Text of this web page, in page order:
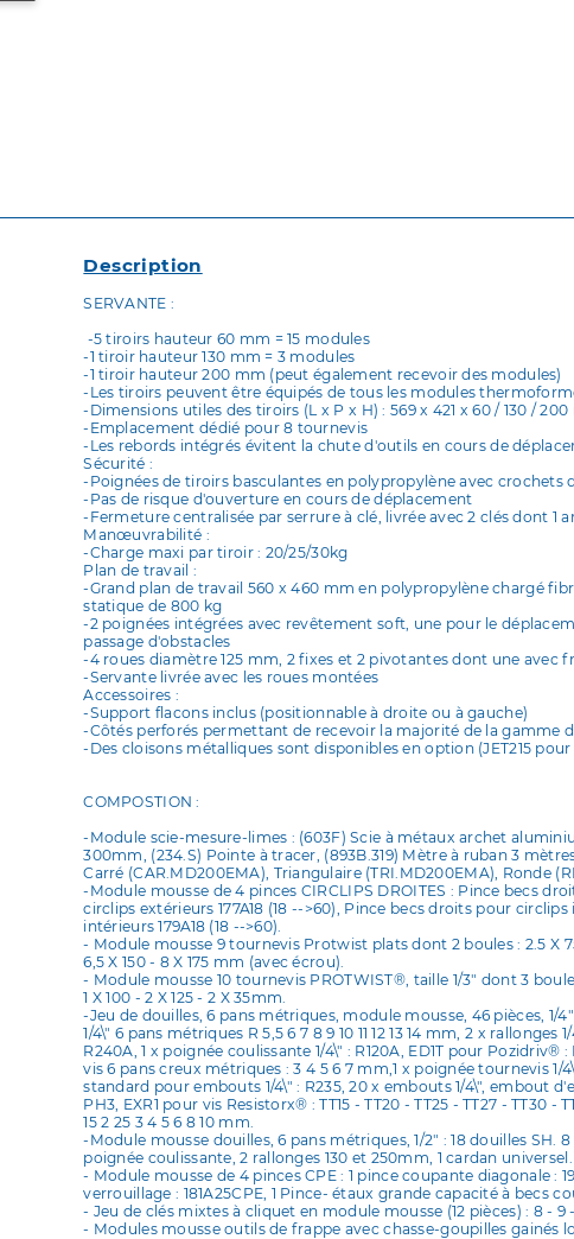
Description
SERVANTE :
-5 tiroirs hauteur 60 mm = 15 modules
-1 tiroir hauteur 130 mm = 3 modules
-1 tiroir hauteur 200 mm (peut également recevoir des modules)
-Les tiroirs peuvent être équipés de tous les modules
-Dimensions utiles des tiroirs (L x P x H) : 569 x 421 x 60 / 130 /
-Emplacement dédié pour 8 tournevis
-Les rebords intégrés évitent la chute d'outils en cours de
Sécurité :
-Poignées de tiroirs basculantes en polypropylène avec crochets
-Pas de risque d'ouverture en cours de déplacement
-Fermeture centralisée par serrure à clé, livrée avec 2 clés dont 1
Manœuvrabilité :
-Charge maxi par tiroir : 20/25/30kg
Plan de travail :
-Grand plan de travail 560 x 460 mm en polypropylène chargé
statique de 800 kg
-2 poignées intégrées avec revêtement soft, une pour le
passage d'obstacles
-4 roues diamètre 125 mm, 2 fixes et 2 pivotantes dont une
-Servante livrée avec les roues montées
Accessoires :
-Support flacons inclus (positionnable à droite ou à gauche)
-Côtés perforés permettant de recevoir la majorité de la gamme
-Des cloisons métalliques sont disponibles en option (JET215
COMPOSTION :
-Module scie-mesure-limes : (603F) Scie à métaux archet
300mm, (234.S) Pointe à tracer, (893B.319) Mètre à ruban 3
Carré (CAR.MD200EMA), Triangulaire (TRI.MD200EMA), Ronde
-Module mousse de 4 pinces CIRCLIPS DROITES : Pince becs
circlips extérieurs 177A18 (18 -->60), Pince becs droits pour
intérieurs 179A18 (18 -->60).
- Module mousse 9 tournevis Protwist plats dont 2 boules : 2.5 X
6,5 X 150 - 8 X 175 mm (avec écrou).
- Module mousse 10 tournevis PROTWIST®, taille 1/3" dont 3
1 X 100 - 2 X 125 - 2 X 35mm.
-Jeu de douilles, 6 pans métriques, module mousse, 46 pièces, 1/
1/4\" 6 pans métriques R 5,5 6 7 8 9 10 11 12 13 14 mm, 2 x rallonges
R240A, 1 x poignée coulissante 1/4\" : R120A, ED1T pour Pozidriv®
vis 6 pans creux métriques : 3 4 5 6 7 mm,1 x poignée tournevis
standard pour embouts 1/4\" : R235, 20 x embouts 1/4\", embout
PH3, EXR1 pour vis Resistorx® : TT15 - TT20 - TT25 - TT27 - TT30
15 2 25 3 4 5 6 8 10 mm.
-Module mousse douilles, 6 pans métriques, 1/2" : 18 douilles SH. 8
poignée coulissante, 2 rallonges 130 et 250mm, 1 cardan universel.
- Module mousse de 4 pinces CPE : 1 pince coupante diagonale :
verrouillage : 181A25CPE, 1 Pince- étaux grande capacité à becs
- Jeu de clés mixtes à cliquet en module mousse (12 pièces) : 8 - 9 -
- Modules mousse outils de frappe avec chasse-goupilles gainés